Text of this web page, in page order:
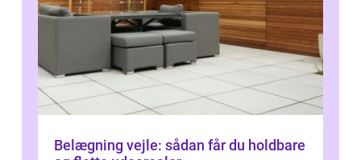
Belægning vejle: sådan får du holdbare